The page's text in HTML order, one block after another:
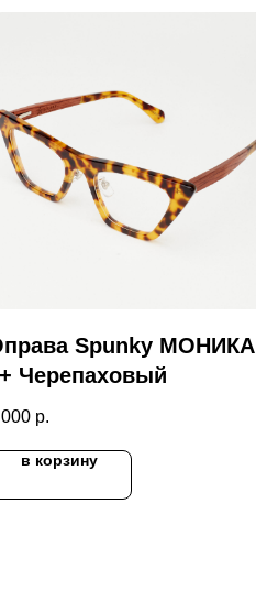
Spunky МОНИКА
Черепаховый
р.
в корзину